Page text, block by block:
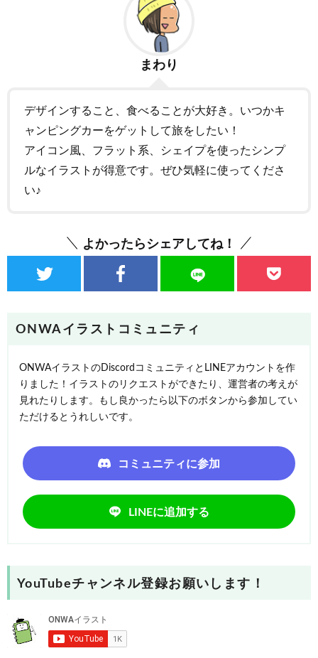
まわり
デザインすること、食べることが大好き。いつかキ
ャンピングカーをゲットして旅をしたい！
アイコン風、フラット系、シェイプを使ったシンプ
ルなイラストが得意です。ぜひ気軽に使ってくださ
い♪
よかったらシェアしてね！
ONWAイラストコミュニティ
ONWAイラストのDiscordコミュニティとLINEアカウントを作
りました！イラストのリクエストができたり、運営者の考えが
見れたりします。もし良かったら以下のボタンから参加してい
ただけるとうれしいです。
コミュニティに参加
LINEに追加する
YouTubeチャンネル登録お願いします！